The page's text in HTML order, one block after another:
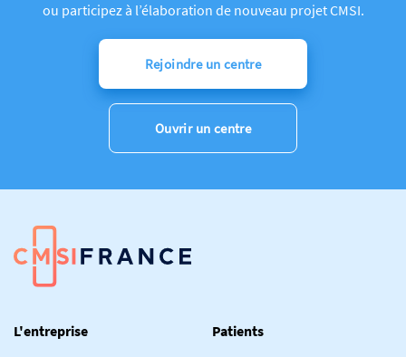
ou participez à l’élaboration de nouveau projet CMSI.
Rejoindre un centre
Ouvrir un centre
L'entreprise
Patients